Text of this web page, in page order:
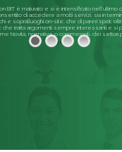
BIT è maturato e si è intensificato nell'ultimo
di accedere a molti servizi, sia in
e sopralluoghi on-site, che di pareri spot;
tratta argomenti sempre interessanti e si
Novità, normative o commerciali, dei settori
Leggi di più